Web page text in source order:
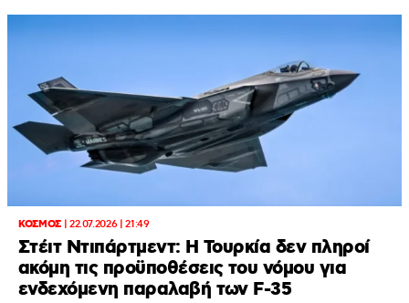
ΚΟΣΜΟΣ| 22.07.2026 | 21:49
Στέιτ Ντιπάρτμεντ: Η Τουρκία δεν πληροί
ακόμη τις προϋποθέσεις του νόμου για
ενδεχόμενη παραλαβή των F-35